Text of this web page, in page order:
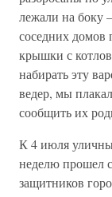
лежали на боку
соседних домов
крышки с
набирать эту
ведер, мы
сообщить их
К 4 июля
неделю прошел
защитников